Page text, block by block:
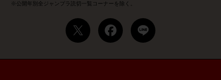
※公開年別全ジャンプラ読切一覧コーナーを除く。